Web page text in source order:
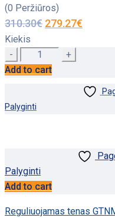
(0 Peržiūros)
310.30€ 279.27€
Kiekis
Quantity
Add to cart
Palyginti
Palyginti
Add to cart
Reguliuojamas tenas